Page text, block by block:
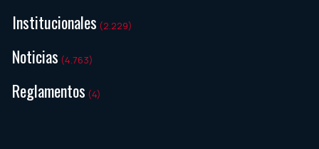
Institucionales (2.229)
Noticias (4.763)
Reglamentos (4)